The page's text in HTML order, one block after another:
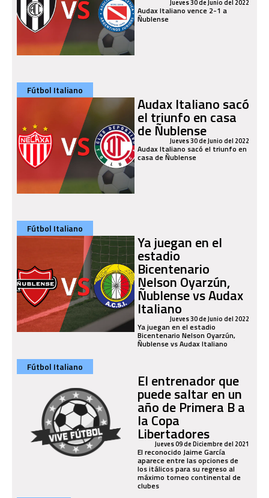
Jueves 30 de Junio del 2022
Audax Italiano vence 2-1 a
Ñublense
Fútbol Italiano
Audax Italiano sacó
el triunfo en casa
de Ñublense
Jueves 30 de Junio del 2022
Audax Italiano sacó el triunfo en
casa de Ñublense
Fútbol Italiano
Ya juegan en el
estadio
Bicentenario
Nelson Oyarzún,
Ñublense vs Audax
ItalianoJueves 30 de Junio del 2022
Ya juegan en el estadio
Bicentenario Nelson Oyarzún,
Ñublense vs Audax Italiano
Fútbol Italiano
El entrenador que
puede saltar en un
año de Primera B a
la Copa
Libertadores
Jueves 09 de Diciembre del 2021
El reconocido Jaime García
aparece entre las opciones de
los itálicos para su regreso al
máximo torneo continental de
clubes